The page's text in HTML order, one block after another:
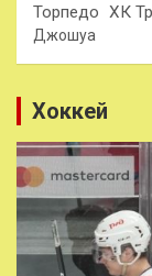
Торпедо ХК
Джошуа
Хоккей